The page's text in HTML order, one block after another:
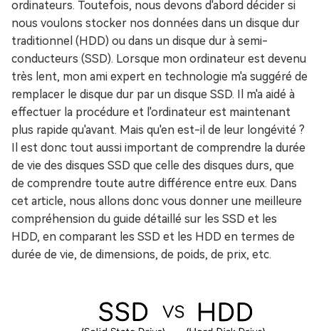
ordinateurs. Toutefois, nous devons d'abord décider si
nous voulons stocker nos données dans un disque dur
traditionnel (HDD) ou dans un disque dur à semi-
conducteurs (SSD). Lorsque mon ordinateur est devenu
très lent, mon ami expert en technologie m'a suggéré de
remplacer le disque dur par un disque SSD. Il m'a aidé à
effectuer la procédure et l'ordinateur est maintenant
plus rapide qu'avant. Mais qu'en est-il de leur longévité ?
Il est donc tout aussi important de comprendre la durée
de vie des disques SSD que celle des disques durs, que
de comprendre toute autre différence entre eux. Dans
cet article, nous allons donc vous donner une meilleure
compréhension du guide détaillé sur les SSD et les
HDD, en comparant les SSD et les HDD en termes de
durée de vie, de dimensions, de poids, de prix, etc.